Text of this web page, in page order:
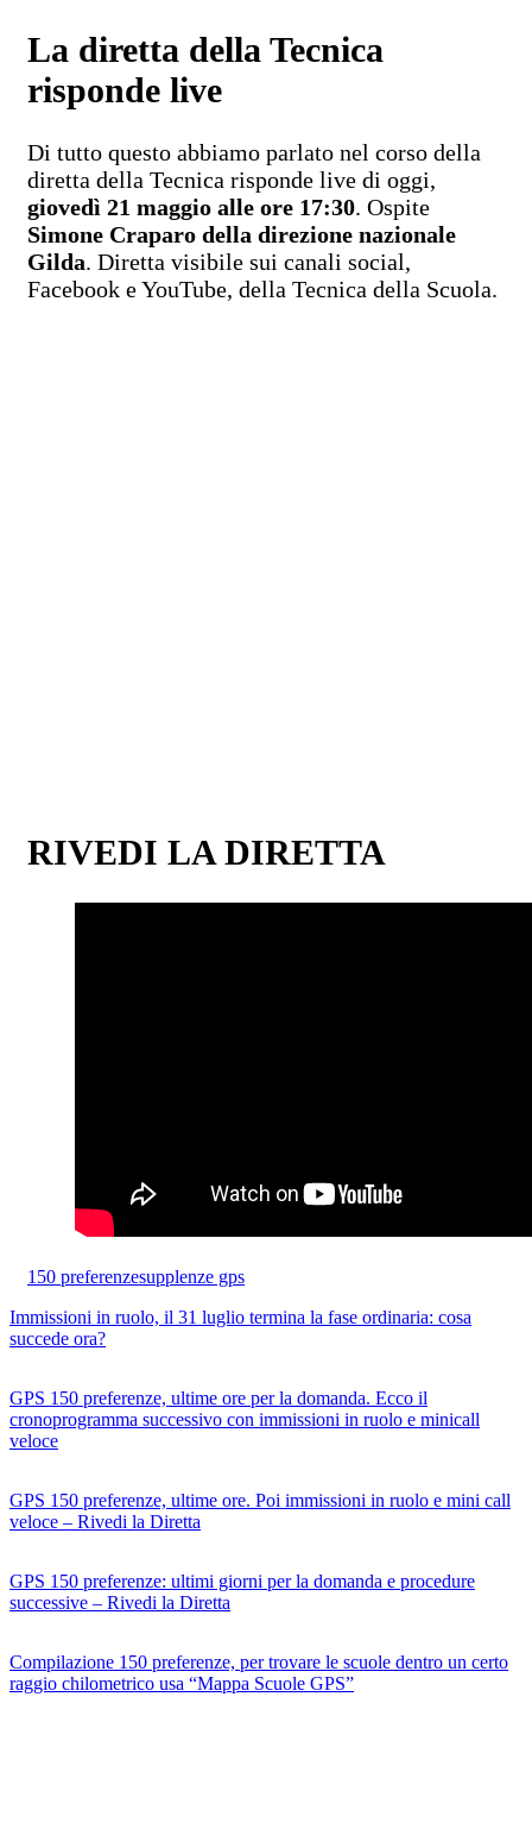
La diretta della Tecnica
risponde live
Di tutto questo abbiamo parlato nel corso della
diretta della Tecnica risponde live di oggi,
giovedì 21 maggio alle ore 17:30. Ospite
Simone Craparo della direzione nazionale
Gilda. Diretta visibile sui canali social,
Facebook e YouTube, della Tecnica della Scuola.
RIVEDI LA DIRETTA
150 preferenzesupplenze gps
Immissioni in ruolo, il 31 luglio termina la fase ordinaria: cosa
succede ora?
GPS 150 preferenze, ultime ore per la domanda. Ecco il
cronoprogramma successivo con immissioni in ruolo e minicall
veloce
GPS 150 preferenze, ultime ore. Poi immissioni in ruolo e mini call
veloce – Rivedi la Diretta
GPS 150 preferenze: ultimi giorni per la domanda e procedure
successive – Rivedi la Diretta
Compilazione 150 preferenze, per trovare le scuole dentro un certo
raggio chilometrico usa “Mappa Scuole GPS”